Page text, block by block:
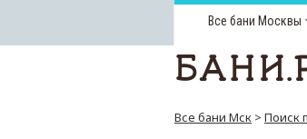
Все бани Москвы
Все бани Мск > Поиск